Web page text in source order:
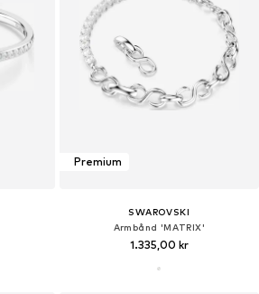
Premium
SWAROVSKI
Armbånd 'MATRIX'
1.335,00 kr